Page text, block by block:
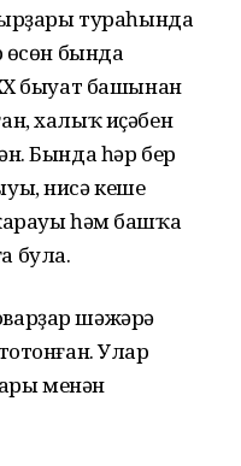
тураһында
өсөн бында
быуат башынан
халыҡ иҫәбен
Бында һәр бер
нисә кеше
һәм башҡа
була.
шәжәрә
Улар
менән